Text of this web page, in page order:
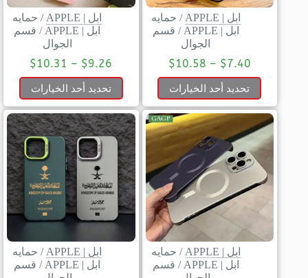
ابل | APPLE / حمايه
ابل | APPLE
/ قسم
الجوال
$7.40
–
$10.58
تحديد أحد الخيارات
ابل | APPLE / حمايه
ابل | APPLE
/ قسم
الجوال
$9.26
–
$10.31
تحديد أحد الخيارات
ابل | APPLE / حمايه
ابل | APPLE
/ قسم
ابل | APPLE / حمايه
ابل | APPLE
/ قسم